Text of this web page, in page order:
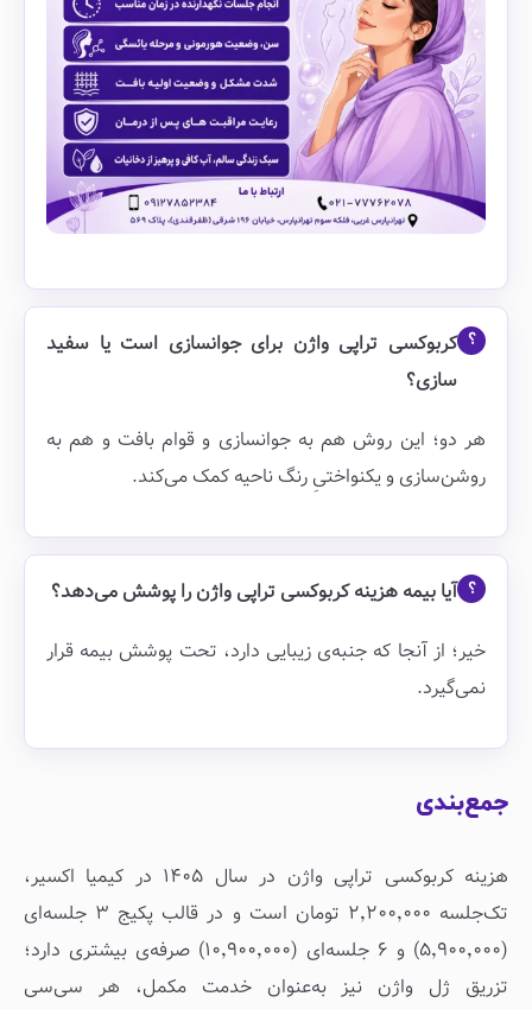
کربوکسی تراپی واژن برای جوانسازی است یا سفید
سازی؟
هر دو؛ این روش هم به جوانسازی و قوام بافت و هم به
روشن‌سازی و یکنواختیِ رنگ ناحیه کمک می‌کند.
آیا بیمه هزینه کربوکسی تراپی واژن را پوشش می‌دهد؟
خیر؛ از آنجا که جنبه‌ی زیبایی دارد، تحت پوشش بیمه قرار
نمی‌گیرد.
جمع‌بندی
هزینه کربوکسی تراپی واژن در سال ۱۴۰۵ در کیمیا اکسیر،
تک‌جلسه ۲٬۲۰۰٬۰۰۰ تومان است و در قالب پکیج ۳ جلسه‌ای
(۵٬۹۰۰٬۰۰۰) و ۶ جلسه‌ای (۱۰٬۹۰۰٬۰۰۰) صرفه‌ی بیشتری دارد؛
تزریق ژل واژن نیز به‌عنوان خدمت مکمل، هر سی‌سی